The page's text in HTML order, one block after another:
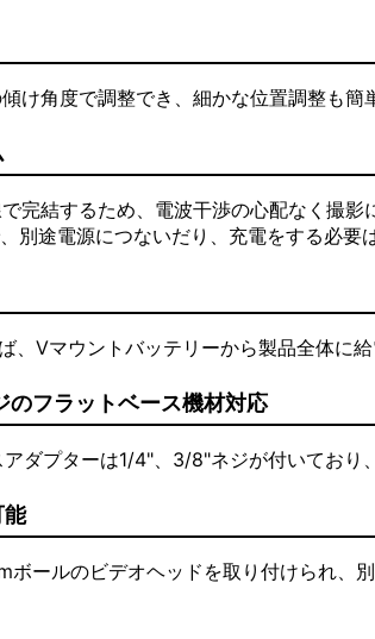
け角度で調整でき、細かな位置調整も簡
完結するため、電波干渉の心配なく撮影
別途電源につないだり、充電をする必要
、Vマウントバッテリーから製品全体に
フラットベース機材対応
ダプターは1/4"、3/8"ネジが付いており
能
ボールのビデオヘッドを取り付けられ